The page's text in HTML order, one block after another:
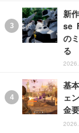
新
se
の
る
基
ェ
金